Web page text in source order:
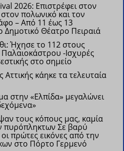
2026: Επιστρέφει στον
πολωνικό και τον
–Από 11 έως 13
Δημοτικό Θέατρο Πειραιά
Ήχησε το 112 στους
Παλαιοκάστρου-Ισχυρές
στο σημείο
κάηκε τα τελευταία
στην «Ελπίδα» μεγαλώνει
τους κόπους μας, καμία
πυρόπληκτωνΣε βαρύ
πρώτες εικόνες από την
στο Πόρτο Γερμενό